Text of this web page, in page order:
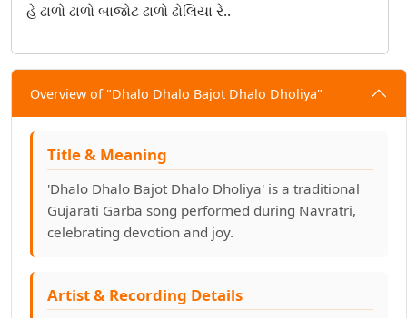
કુંમ કુંમ કેરા પગલે માડી ગરબે રમવા આવ
કુમ કુમ પગલે રુમ ઝૂમ રથડે
કુમકુમ પગલે માડી પધારો રે
કુમકુમના પગલાં પડ્યાં
કેસરિયો રંગ તને લાગ્યો
કોઈ રાજપરા જઈને રીઝાવો જગ જનની
હે ઢાળો ઢાળો બાજોટ ઢાળો ઢોલિયા રે..
Overview of "Dhalo Dhalo Bajot Dhalo Dholiya"
Title & Meaning
'Dhalo Dhalo Bajot Dhalo Dholiya' is a traditional
Gujarati Garba song performed during Navratri,
celebrating devotion and joy.
Artist & Recording Details